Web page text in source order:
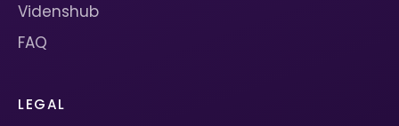
Videnshub
FAQ
LEGAL